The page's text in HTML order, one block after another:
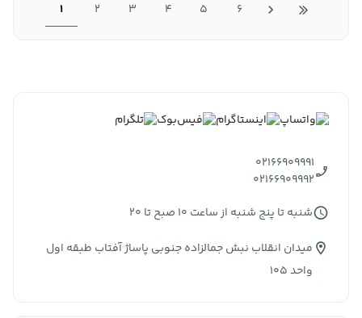
1 2 3 4 5 6
02166909991
02166909992
شنبه تا پنج شنبه از ساعت 10 صبح تا 20
میدان انقلاب نبش جمالزاده جنوبی پاساژ آفتاب طبقه اول
واحد 105